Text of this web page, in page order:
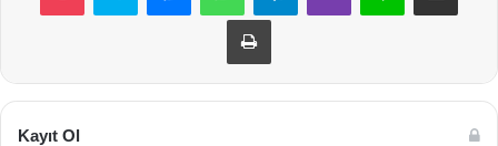
Yazdır
Kayıt Ol